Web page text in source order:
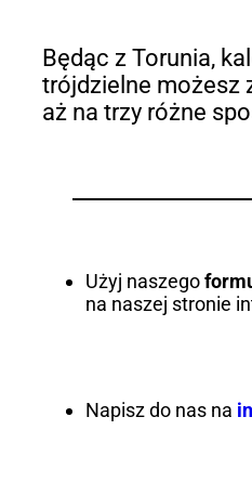
Będąc z Torunia,
trójdzielne możesz
aż na trzy różne
Użyj naszego
na naszej stronie
Napisz do nas na